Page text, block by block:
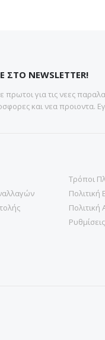
ΣΤΟ NEWSLETTER!
πρωτοι για τις νεες
και νεα προιοντα.
Τρόποι
Πολιτική
Πολιτική